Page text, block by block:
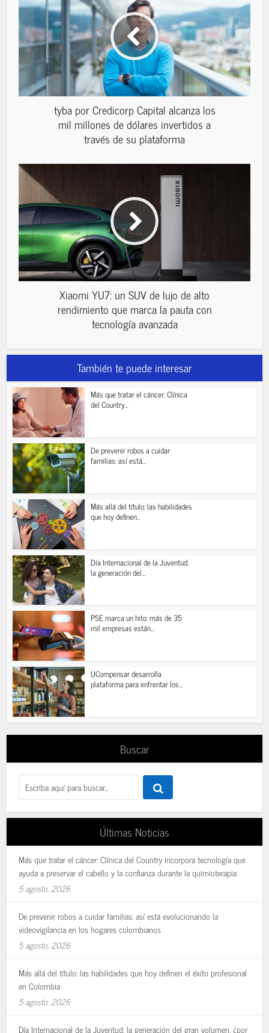
tyba por Credicorp Capital alcanza los
mil millones de dólares invertidos a
través de su plataforma
Xiaomi YU7: un SUV de lujo de alto
rendimiento que marca la pauta con
tecnología avanzada
También te puede interesar
Más que tratar el cáncer: Clínica
del Country...
De prevenir robos a cuidar
familias: así está...
Más allá del título: las habilidades
que hoy definen...
Día Internacional de la Juventud:
la generación del...
PSE marca un hito: más de 35
mil empresas están...
UCompensar desarrolla
plataforma para enfrentar los...
Buscar
Últimas Noticias
Más que tratar el cáncer: Clínica del Country incorpora tecnología que
ayuda a preservar el cabello y la confianza durante la quimioterapia
5 agosto, 2026
De prevenir robos a cuidar familias: así está evolucionando la
videovigilancia en los hogares colombianos
5 agosto, 2026
Más allá del título: las habilidades que hoy definen el éxito profesional
en Colombia
5 agosto, 2026
Día Internacional de la Juventud: la generación del gran volumen, ¿por